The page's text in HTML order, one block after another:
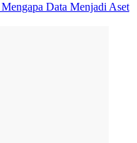
Data Menjadi Aset